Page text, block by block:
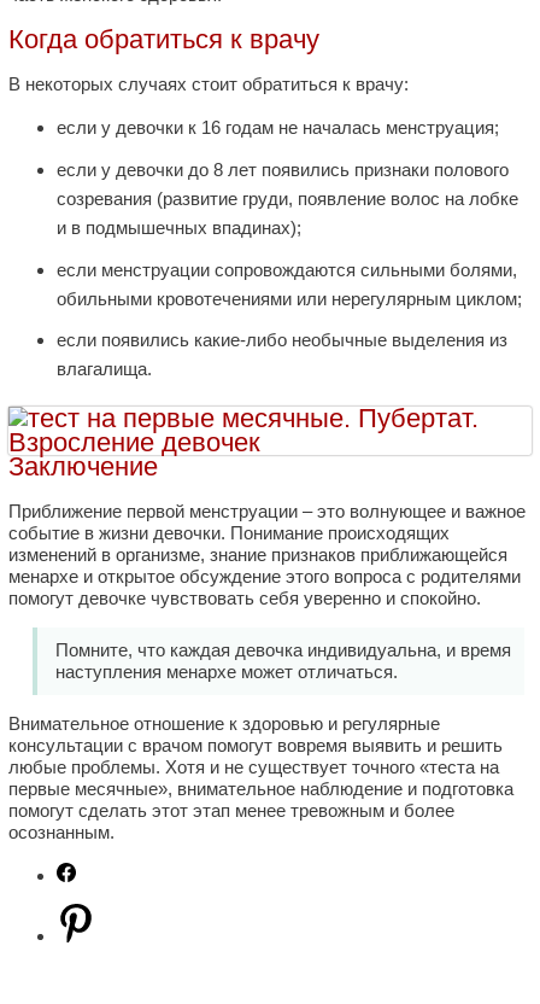
Когда обратиться к врачу
В некоторых случаях стоит обратиться к врачу:
если у девочки к 16 годам не началась менструация;
если у девочки до 8 лет появились признаки полового
созревания (развитие груди, появление волос на лобке
и в подмышечных впадинах);
если менструации сопровождаются сильными болями,
обильными кровотечениями или нерегулярным циклом;
если появились какие-либо необычные выделения из
влагалища.
Заключение
Приближение первой менструации – это волнующее и важное
событие в жизни девочки. Понимание происходящих
изменений в организме, знание признаков приближающейся
менархе и открытое обсуждение этого вопроса с родителями
помогут девочке чувствовать себя уверенно и спокойно.
Помните, что каждая девочка индивидуальна, и время
наступления менархе может отличаться.
Внимательное отношение к здоровью и регулярные
консультации с врачом помогут вовремя выявить и решить
любые проблемы. Хотя и не существует точного «теста на
первые месячные», внимательное наблюдение и подготовка
помогут сделать этот этап менее тревожным и более
осознанным.